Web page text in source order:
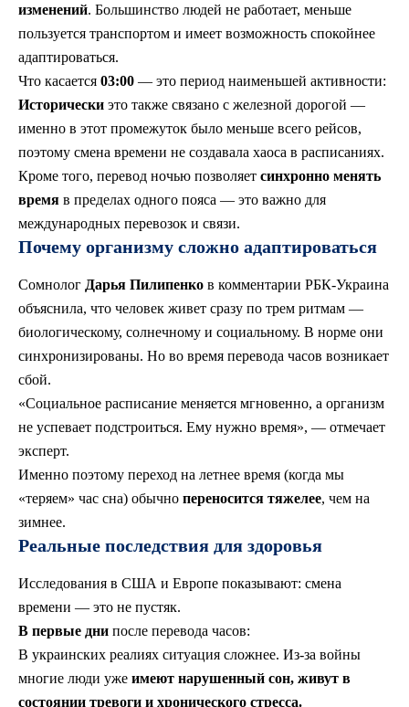
изменений. Большинство людей не работает, меньше
пользуется транспортом и имеет возможность спокойнее
адаптироваться.
Что касается 03:00 — это период наименьшей активности:
Исторически это также связано с железной дорогой —
именно в этот промежуток было меньше всего рейсов,
поэтому смена времени не создавала хаоса в расписаниях.
Кроме того, перевод ночью позволяет синхронно менять
время в пределах одного пояса — это важно для
международных перевозок и связи.
Почему организму сложно адаптироваться
Сомнолог Дарья Пилипенко в комментарии РБК-Украина
объяснила, что человек живет сразу по трем ритмам —
биологическому, солнечному и социальному. В норме они
синхронизированы. Но во время перевода часов возникает
сбой.
«Социальное расписание меняется мгновенно, а организм
не успевает подстроиться. Ему нужно время», — отмечает
эксперт.
Именно поэтому переход на летнее время (когда мы
«теряем» час сна) обычно переносится тяжелее, чем на
зимнее.
Реальные последствия для здоровья
Исследования в США и Европе показывают: смена
времени — это не пустяк.
В первые дни после перевода часов:
В украинских реалиях ситуация сложнее. Из-за войны
многие люди уже имеют нарушенный сон, живут в
состоянии тревоги и хронического стресса.